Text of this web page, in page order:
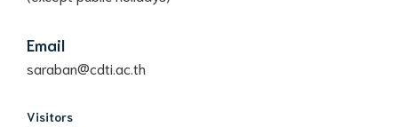
Email
saraban@cdti.ac.th
Visitors